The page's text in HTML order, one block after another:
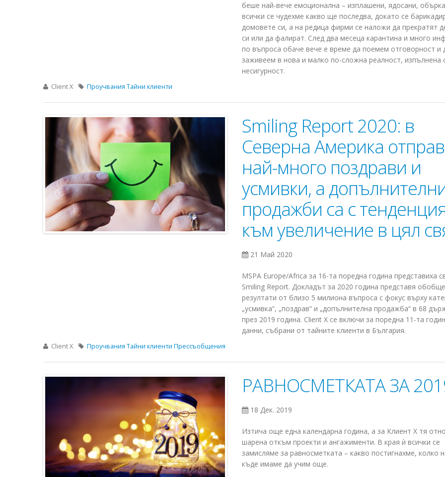
беше най-вече емоционална – изплашени, ядосани,
всички се чудехме какво ще последва, докато се
домовете си, а на редица фирми се наложи да прекратят
си или да фалират. След два месеца карантина и много
по въпроса обаче вече е време да поемем отговорност и
заживеем в нова и малко по-сложна реалност, изпълнена
несигурност.
Client X Проучвания Тайни клиенти
Smiling Report 2020: в
Северна Америка
най-много поздрави и
усмивки, а
продажби са с
към увеличение в цял
21 Май 2020
MSPA Europe/Africa за 16-та поредна година представиха
Smiling Report. Докладът за 2020 година представя
резултати от близо 5 милиона въпроса с фокус върху
„усмивка“, „поздрав“ и „допълнителна продажба“ в 68
през 2019 година. Client X се включи за поредна 11-та
данни, събрани от тайните клиенти в България.
Client X Проучвания Тайни клиенти Прессъобщения
РАВНОСМЕТКАТА ЗА
18 Дек. 2019
Изтича още една календарна година, а за Клиент Х тя
шарена откъм проекти и ангажименти. В края ѝ всички се
замисляме за равносметката – какво постигнахме, колко
къде имаме да учим още.